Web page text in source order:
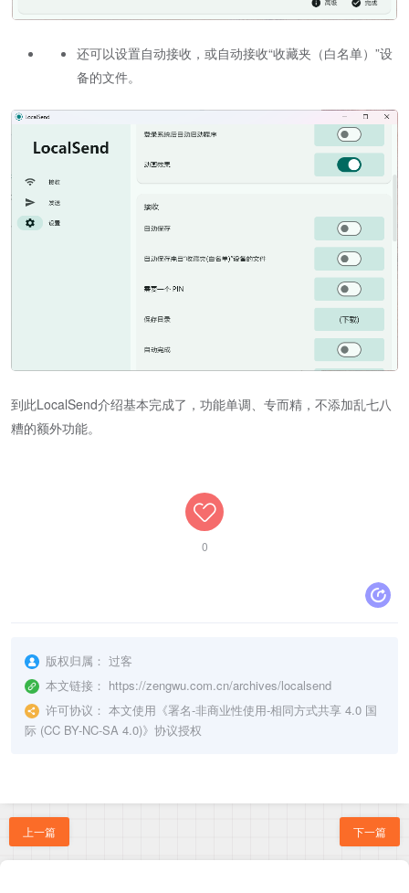
还可以设置自动接收，或自动接收“收藏夹（白名单）”设
备的文件。
到此LocalSend介绍基本完成了，功能单调、专而精，不添加乱七八
糟的额外功能。
0
版权归属： 过客
本文链接： https://zengwu.com.cn/archives/localsend
许可协议： 本文使用《署名-非商业性使用-相同方式共享 4.0 国
际 (CC BY-NC-SA 4.0)》协议授权
上一篇 下一篇